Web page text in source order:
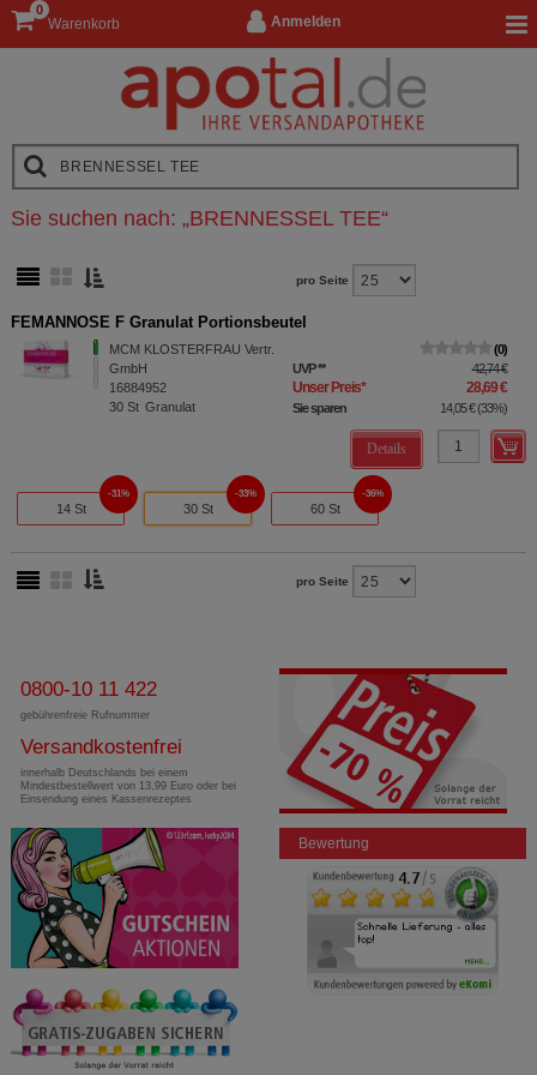
Anmelden
Warenkorb
0
Sie suchen nach: „BRENNESSEL TEE“
pro Seite
FEMANNOSE F Granulat Portionsbeutel
MCM KLOSTERFRAU Vertr.
GmbH
16884952
30 St Granulat
0
UVP** 42,74 €
Unser Preis* 28,69 €
Sie sparen 14,05 €(33%)
Details
14 St
31%
30 St
33%
60 St
36%
pro Seite
0800-10 11 422
gebührenfreie Rufnummer
Versandkostenfrei
innerhalb Deutschlands bei einem
Mindestbestellwert von 13,99 Euro oder bei
Einsendung eines Kassenrezeptes
Bewertung